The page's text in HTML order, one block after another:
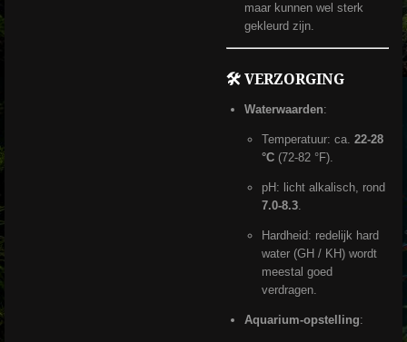
maar kunnen wel sterk
gekleurd zijn.
🛠 VERZORGING
Waterwaarden:
Temperatuur: ca. 22-28
°C (72-82 °F).
pH: licht alkalisch, rond
7.0-8.3.
Hardheid: redelijk hard
water (GH / KH) wordt
meestal goed
verdragen.
Aquarium-opstelling: